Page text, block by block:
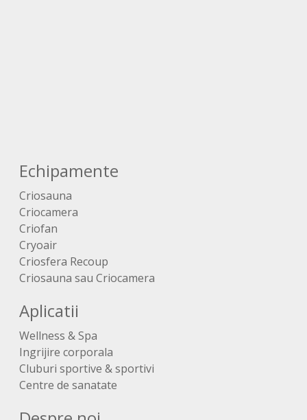
Echipamente
Criosauna
Criocamera
Criofan
Cryoair
Criosfera Recoup
Criosauna sau Criocamera
Aplicatii
Wellness & Spa
Ingrijire corporala
Cluburi sportive & sportivi
Centre de sanatate